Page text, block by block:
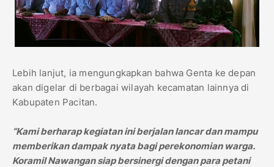
Lebih lanjut, ia mengungkapkan bahwa Genta ke depan
akan digelar di berbagai wilayah kecamatan lainnya di
Kabupaten Pacitan.
“Kami berharap kegiatan ini berjalan lancar dan mampu
memberikan dampak nyata bagi perekonomian warga.
Koramil Nawangan siap bersinergi dengan para petani